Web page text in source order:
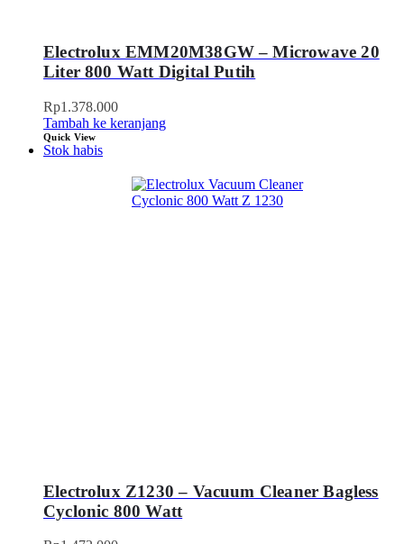
Electrolux EMM20M38GW – Microwave 20
Liter 800 Watt Digital Putih
Rp1.378.000
Tambah ke keranjang
Quick View
Stok habis
Electrolux Z1230 – Vacuum Cleaner Bagless
Cyclonic 800 Watt